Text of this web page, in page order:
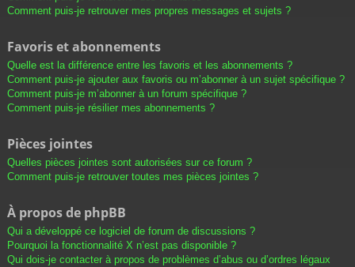
Comment puis-je retrouver mes propres messages et sujets ?
Favoris et abonnements
Quelle est la différence entre les favoris et les abonnements ?
Comment puis-je ajouter aux favoris ou m’abonner à un sujet spécifique ?
Comment puis-je m’abonner à un forum spécifique ?
Comment puis-je résilier mes abonnements ?
Pièces jointes
Quelles pièces jointes sont autorisées sur ce forum ?
Comment puis-je retrouver toutes mes pièces jointes ?
À propos de phpBB
Qui a développé ce logiciel de forum de discussions ?
Pourquoi la fonctionnalité X n’est pas disponible ?
Qui dois-je contacter à propos de problèmes d’abus ou d’ordres légaux